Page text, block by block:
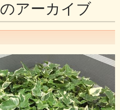
のアーカイブ